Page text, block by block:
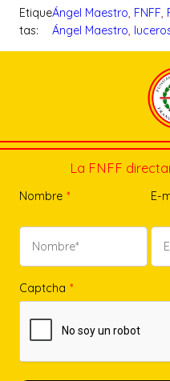
Etique
tas:
Ángel Maestro, FNFF,
Ángel Maestro,
La FNFF
Nombre * E-
Captcha *